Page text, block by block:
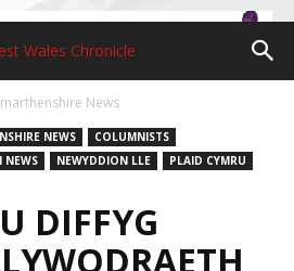
News
NEWS
COLUMNISTS
NEWS NEWYDDION LLE
PLAID CYMRU
DIFFYG